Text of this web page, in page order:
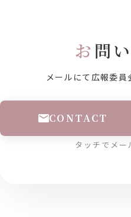
お 問
メールにて広報委
CONTACT
タッチでメー